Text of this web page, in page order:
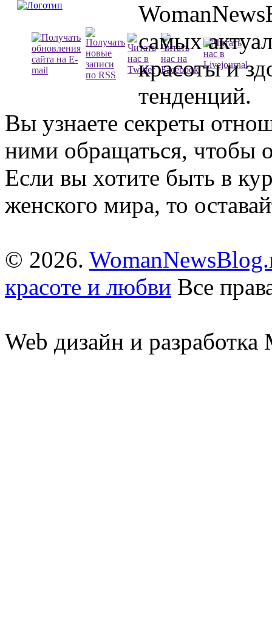
самых
красоты и
тенденций.
Вы узнаете секреты
ними обращаться, чтобы
Если вы хотите быть в
женского мира, то
© 2026.
красоте и любви Все
Web дизайн и